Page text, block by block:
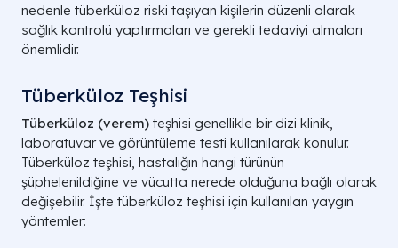
nedenle tüberküloz riski taşıyan kişilerin düzenli olarak
sağlık kontrolü yaptırmaları ve gerekli tedaviyi almaları
önemlidir.
Tüberküloz Teşhisi
Tüberküloz (verem) teşhisi genellikle bir dizi klinik,
laboratuvar ve görüntüleme testi kullanılarak konulur.
Tüberküloz teşhisi, hastalığın hangi türünün
şüphelenildiğine ve vücutta nerede olduğuna bağlı olarak
değişebilir. İşte tüberküloz teşhisi için kullanılan yaygın
yöntemler: